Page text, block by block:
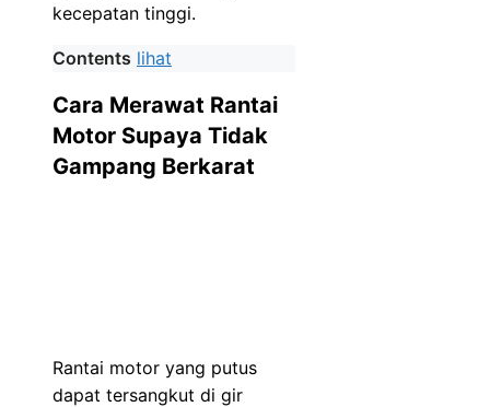
kecepatan tinggi.
Contents lihat
Cara Merawat Rantai
Motor Supaya Tidak
Gampang Berkarat
Rantai motor yang putus
dapat tersangkut di gir